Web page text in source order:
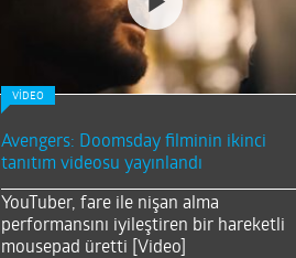
VİDEO
Avengers: Doomsday filminin ikinci
tanıtım videosu yayınlandı
YouTuber, fare ile nişan alma
performansını iyileştiren bir hareketli
mousepad üretti [Video]